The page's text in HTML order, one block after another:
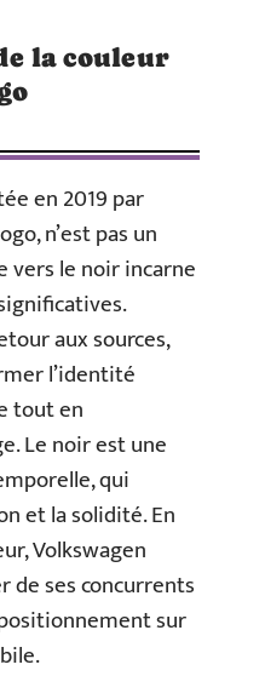
la couleur
en 2019 par
n’est pas un
vers le noir incarne
aux sources,
l’identité
tout en
Le noir est une
qui
et la solidité. En
Volkswagen
de ses concurrents
sur